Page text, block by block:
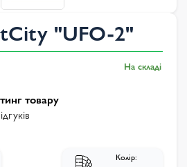
"UFO-2"
На складі
товару
Колір: